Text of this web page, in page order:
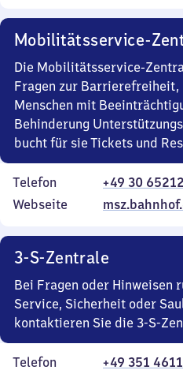
Mobilitätsservice-
Die Mobilitätsservice-
Fragen zur
Menschen mit
Behinderung
bucht für sie Tickets und
Telefon
+49 30
Webseite
3-S-Zentrale
Bei Fragen oder Hinweisen
Service, Sicherheit oder
kontaktieren Sie die 3-S-
Telefon
+49 351